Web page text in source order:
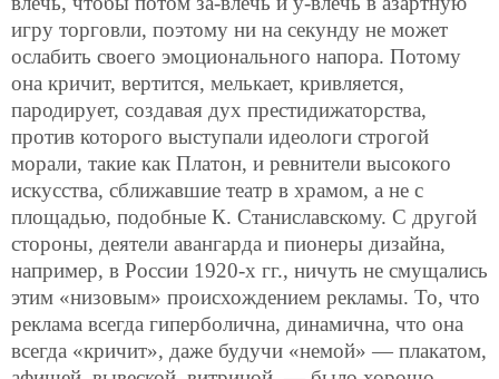
игру торговли, поэтому ни на секунду не может
ослабить своего эмоционального напора. Потому
она кричит, вертится, мелькает, кривляется,
пародирует, создавая дух престидижаторства,
против которого выступали идеологи строгой
морали, такие как Платон, и ревнители высокого
искусства, сближавшие театр в храмом, а не с
площадью, подобные К. Станиславскому. С другой
стороны, деятели авангарда и пионеры дизайна,
например, в России 1920-х гг., ничуть не смущались
этим «низовым» происхождением рекламы. То, что
реклама всегда гиперболична, динамична, что она
всегда «кричит», даже будучи «немой» — плакатом,